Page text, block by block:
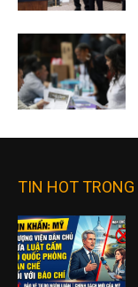
TIN HOT TRONG